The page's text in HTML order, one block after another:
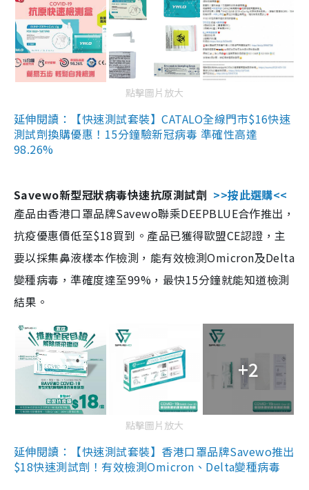
點擊圖片放大
延伸閱讀：【快速測試套裝】CATALO全線門市$16快速
測試劑換購優惠！15分鐘驗新冠病毒 準確性高達
98.26%
Savewo新型冠狀病毒快速抗原測試劑 >>按此選購<<
產品由香港口罩品牌Savewo聯乘DEEPBLUE合作推出，
抗疫優惠價低至$18買到。產品已獲得歐盟CE認證，主
要以採集鼻液樣本作檢測，能有效檢測Omicron及Delta
變種病毒，準確度達至99%，最快15分鐘就能知道檢測
結果。
+2
點擊圖片放大
延伸閱讀：【快速測試套裝】香港口罩品牌Savewo推出
$18快速測試劑！有效檢測Omicron、Delta變種病毒